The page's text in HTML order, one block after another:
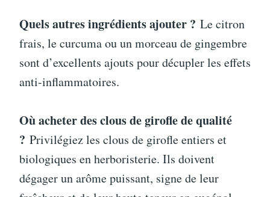
Quels autres ingrédients ajouter ? Le citron
frais, le curcuma ou un morceau de gingembre
sont d’excellents ajouts pour décupler les effets
anti-inflammatoires.
Où acheter des clous de girofle de qualité
? Privilégiez les clous de girofle entiers et
biologiques en herboristerie. Ils doivent
dégager un arôme puissant, signe de leur